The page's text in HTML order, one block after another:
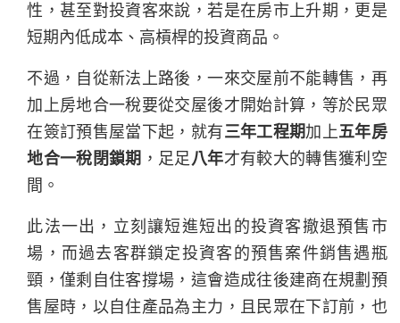
性，甚至對投資客來說，若是在房市上升期，更是
短期內低成本、高槓桿的投資商品。
不過，自從新法上路後，一來交屋前不能轉售，再
加上房地合一稅要從交屋後才開始計算，等於民眾
在簽訂預售屋當下起，就有三年工程期加上五年房
地合一稅閉鎖期 ，足足 八年才有較大的轉售獲利空
間。
此法一出，立刻讓短進短出的投資客撤退預售市
場，而過去客群鎖定投資客的預售案件銷售遇瓶
頸，僅剩自住客撐場，這會造成往後建商在規劃預
售屋時，以自住產品為主力，且民眾在下訂前，也